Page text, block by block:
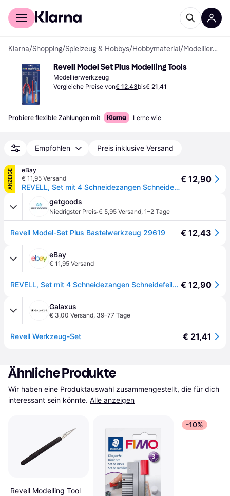
Für Shopper
Klarna/Shopping/Spielzeug & Hobbys/Hobbymaterial / Modellierwerkzeuge
Revell Model Set Plus Modelling Tools
Modellierwerkzeug
Vergleiche Preise von€ 12,43bis€ 21,41
Probiere flexible Zahlungen mit Lerne wie
Empfohlen Preis inklusive Versand
ANZEIGE
eBay
€ 11,95 Versand
REVELL, Set mit 4 Schneidezangen Schneidefeile Zange Pinzette, , REV29619
€ 12,90
getgoods
Niedrigster Preis·€ 5,95 Versand, 1–2 Tage
Revell Model-Set Plus Bastelwerkzeug 29619 € 12,43
eBay
€ 11,95 Versand
REVELL, Set mit 4 Schneidezangen Schneidefeile Zange Pinzette, , REV29619 € 12,90
Galaxus
€ 3,00 Versand, 39–77 Tage
Revell Werkzeug-Set € 21,41
Ähnliche Produkte
Wir haben eine Produktauswahl zusammengestellt, die für dich
interessant sein könnte. Alle anzeigen
Revell Modelling Tool
-10%